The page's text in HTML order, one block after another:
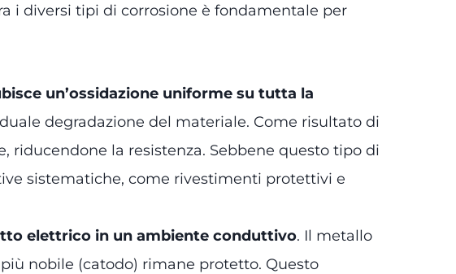
i diversi tipi di corrosione è fondamentale per
un’ossidazione uniforme su tutta la
degradazione del materiale. Come risultato di
riducendone la resistenza. Sebbene questo tipo di
sistematiche, come rivestimenti protettivi e
elettrico in un ambiente conduttivo. Il metallo
nobile (catodo) rimane protetto. Questo